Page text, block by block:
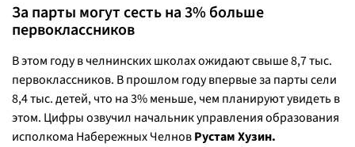
За парты могут сесть на 3% больше
первоклассников
В этом году в челнинских школах ожидают свыше 8,7 тыс.
первоклассников. В прошлом году впервые за парты сели
8,4 тыс. детей, что на 3% меньше, чем планируют увидеть в
этом. Цифры озвучил начальник управления образования
исполкома Набережных ЧелновРустам Хузин.